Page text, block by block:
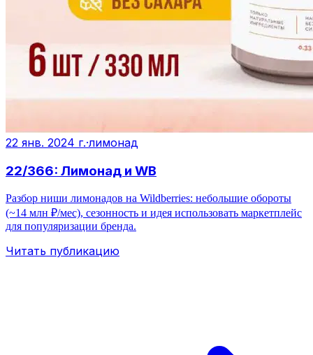
22 янв. 2024 г.·лимонад
22/366: Лимонад и WB
Разбор ниши лимонадов на Wildberries: небольшие обороты
(~14 млн ₽/мес), сезонность и идея использовать маркетплейс
для популяризации бренда.
Читать публикацию